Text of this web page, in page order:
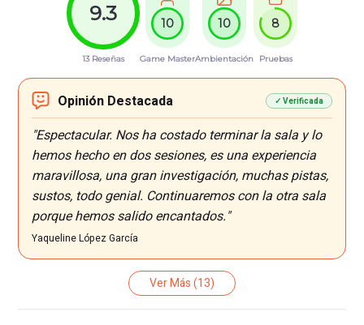
9.3
13 Reseñas
10
Game Master
10
Ambientación
8
Pruebas
Opinión Destacada ✓ Verificada
"Espectacular. Nos ha costado terminar la sala y lo
hemos hecho en dos sesiones, es una experiencia
maravillosa, una gran investigación, muchas pistas,
sustos, todo genial. Continuaremos con la otra sala
porque hemos salido encantados."
Yaqueline López García
Ver Más(13)